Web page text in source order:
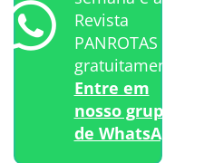
Revista
PANROTAS
gratuitamente?
Entre em
nosso grupo
de WhatsApp.